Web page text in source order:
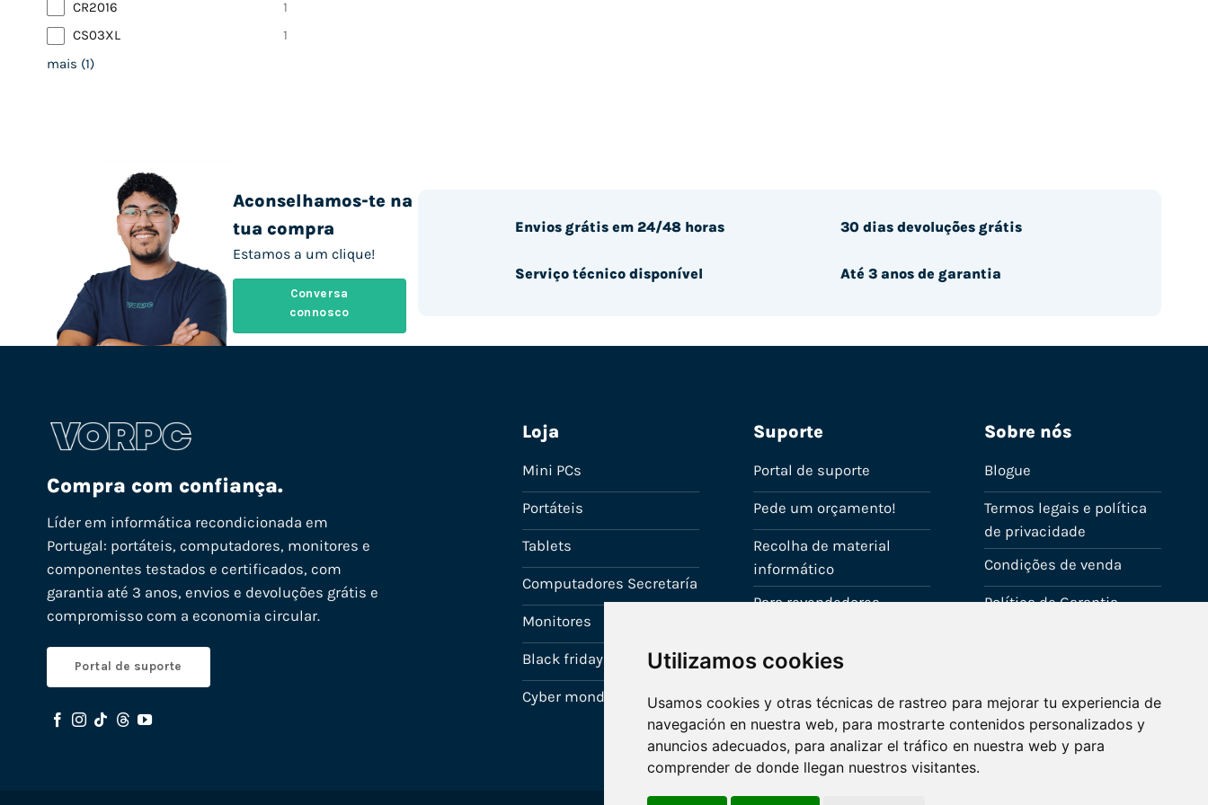
Utilizamos cookies
Usamos cookies y otras técnicas de rastreo para mejorar tu experiencia de
navegación en nuestra web, para mostrarte contenidos personalizados y
anuncios adecuados, para analizar el tráfico en nuestra web y para
comprender de donde llegan nuestros visitantes.
CR2016
1
CS03XL
1
mais (1)
Aconselhamos-te na
tua compra
Estamos a um clique!
Conversa
connosco
Envios grátis em 24/48 horas
Serviço técnico disponível
30 dias devoluções grátis
Até 3 anos de garantia
Compra com confiança.
Líder em informática recondicionada em
Portugal: portáteis, computadores, monitores e
componentes testados e certificados, com
garantia até 3 anos, envios e devoluções grátis e
compromisso com a economia circular.
Portal de suporte
Loja
Mini PCs
Portáteis
Tablets
Computadores Secretaría
Monitores
Black friday
Cyber monday
Suporte
Portal de suporte
Pede um orçamento!
Recolha de material
informático
Para revendedores
Sobre nós
Blogue
Termos legais e política
de privacidade
Condições de venda
Política de Garantia
Fale connosco